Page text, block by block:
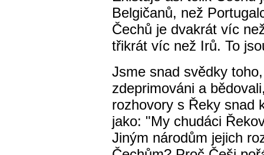
Belgičanů, než
Čechů je dvakrát víc
třikrát víc než Irů. To
Jsme snad svědky
zdeprimováni a
rozhovory s Řeky snad
jako: "My chudáci
Jiným národům jejich